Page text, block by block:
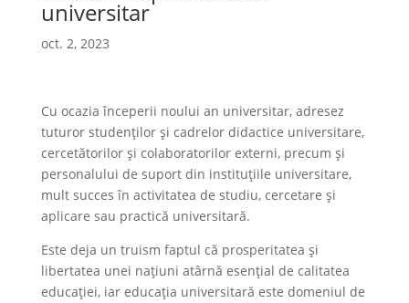
universitar
oct. 2, 2023
Cu ocazia începerii noului an universitar, adresez
tuturor studenților și cadrelor didactice universitare,
cercetătorilor și colaboratorilor externi, precum și
personalului de suport din instituțiile universitare,
mult succes în activitatea de studiu, cercetare și
aplicare sau practică universitară.
Este deja un truism faptul că prosperitatea și
libertatea unei națiuni atârnă esențial de calitatea
educației, iar educația universitară este domeniul de